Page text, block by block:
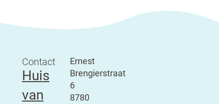
Contact
Huis
van
Adres
Ernest
Brengierstraat
6
,8780